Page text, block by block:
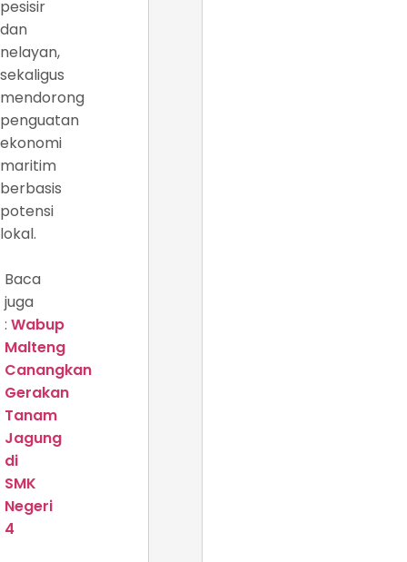
pesisir
dan
nelayan,
sekaligus
mendorong
penguatan
ekonomi
maritim
berbasis
potensi
lokal.
Baca
juga
: Wabup
Malteng
Canangkan
Gerakan
Tanam
Jagung
di
SMK
Negeri
4